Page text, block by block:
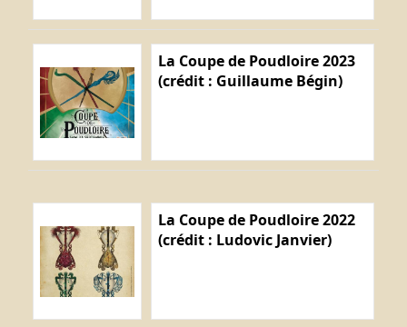
La Coupe de Poudloire 2023
(crédit : Guillaume Bégin)
La Coupe de Poudloire 2022
(crédit : Ludovic Janvier)